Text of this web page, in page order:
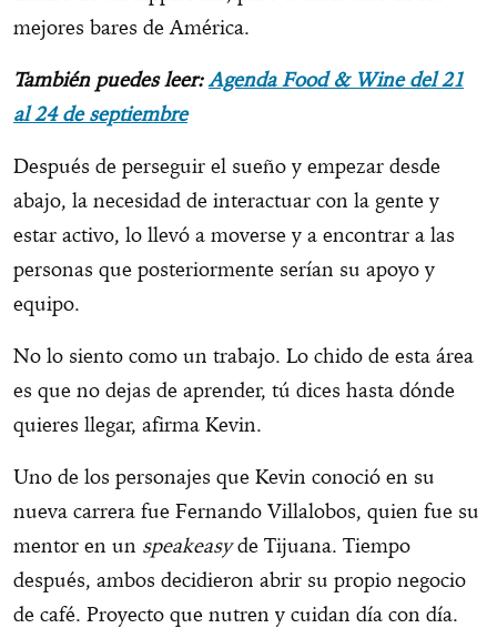
mejores bares de América.
También puedes leer:Agenda Food & Wine del 21
al 24 de septiembre
Después de perseguir el sueño y empezar desde
abajo, la necesidad de interactuar con la gente y
estar activo, lo llevó a moverse y a encontrar a las
personas que posteriormente serían su apoyo y
equipo.
No lo siento como un trabajo. Lo chido de esta área
es que no dejas de aprender, tú dices hasta dónde
quieres llegar, afirma Kevin.
Uno de los personajes que Kevin conoció en su
nueva carrera fue Fernando Villalobos, quien fue su
mentor en un speakeasyde Tijuana. Tiempo
después, ambos decidieron abrir su propio negocio
de café. Proyecto que nutren y cuidan día con día.